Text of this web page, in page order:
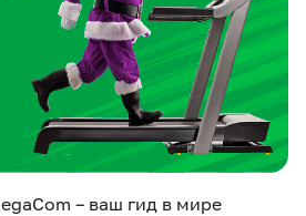
Көңүл ачуучу Соц. тармактар
Жаңылыктар MEGAда иште
– ваш гид в мире